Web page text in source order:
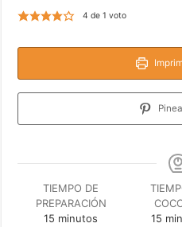
4 de 1 voto
TIEMPO DE
PREPARACIÓN
15 minutos
minutos
15